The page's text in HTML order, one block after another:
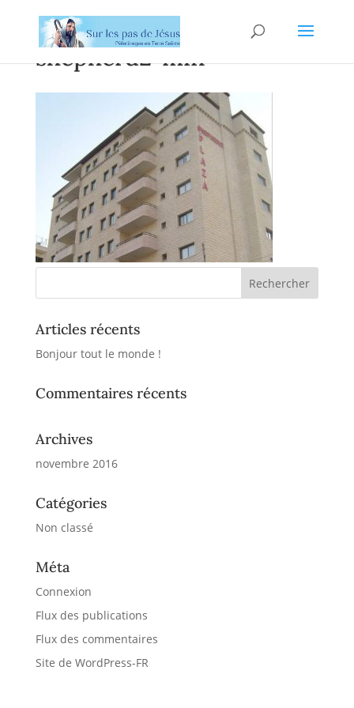
shepherd2-min
Articles récents
Bonjour tout le monde !
Commentaires récents
Archives
novembre 2016
Catégories
Non classé
Méta
Connexion
Flux des publications
Flux des commentaires
Site de WordPress-FR